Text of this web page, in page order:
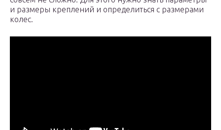
и размеры креплений и определиться с размерами
колес.